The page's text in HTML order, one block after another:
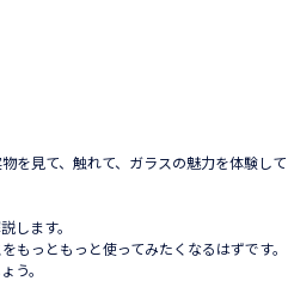
を見て、触れて、ガラスの魅力を体験して
します。
っともっと使ってみたくなるはずです。
う。